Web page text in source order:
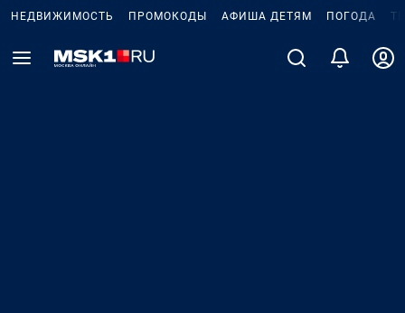
НЕДВИЖИМОСТЬ ПРОМОКОДЫ АФИША ДЕТЯМ ПОГОДА